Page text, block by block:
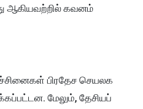
ஆகியவற்றில் கவனம்
பிரதேச செயலக
மேலும், தேசியப்